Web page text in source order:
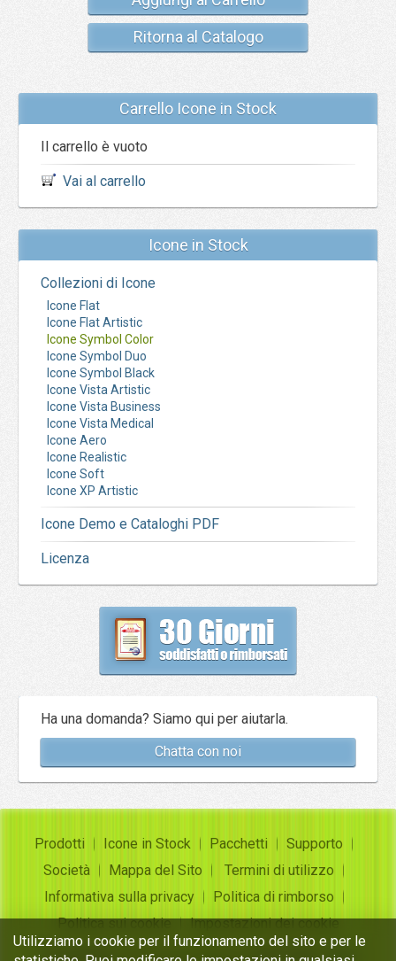
Ritorna al Catalogo
Carrello Icone in Stock
Il carrello è vuoto
Vai al carrello
Icone in Stock
Collezioni di Icone
Icone Flat
Icone Flat Artistic
Icone Symbol Color
Icone Symbol Duo
Icone Symbol Black
Icone Vista Artistic
Icone Vista Business
Icone Vista Medical
Icone Aero
Icone Realistic
Icone Soft
Icone XP Artistic
Icone Demo e Cataloghi PDF
Licenza
Ha una domanda? Siamo qui per aiutarla.
Chatta con noi
Prodotti Icone in Stock Pacchetti
Supporto
Società
Mappa del Sito
Termini di utilizzo
Informativa sulla privacy
Politica di rimborso
Politica sui cookie
Impostazioni dei cookie
Copyright © Insofta Development 2004-2026. Tutti i
Utilizziamo i cookie per il funzionamento del sito e per le